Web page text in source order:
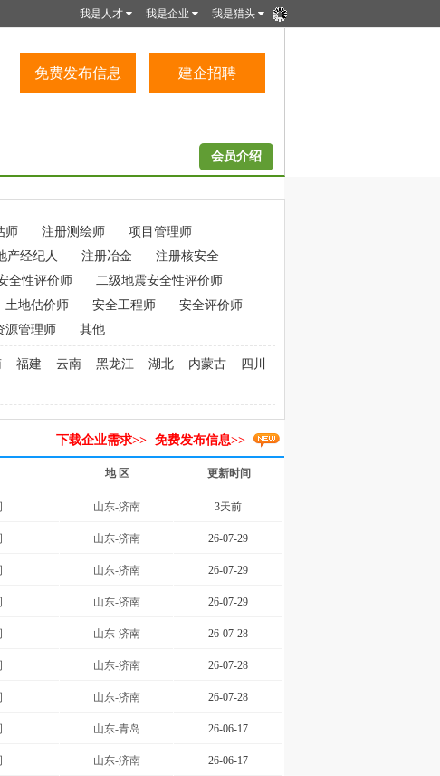
我是人才 我是企业 我是猎头
免费发布信息 建企招聘
会员介绍
师 注册测绘师
项目管理师
产经纪人 注册冶金
注册核安全
全性评价师
二级地震安全性评价师
土地估价师 安全工程师
安全评价师
源管理师 其他
福建 云南 黑龙江 湖北 内蒙古
四川
下载企业需求>> 免费发布信息>>
地 区 更新时间
山东-济南 3天前
山东-济南 26-07-29
山东-济南 26-07-29
山东-济南 26-07-29
山东-济南 26-07-28
山东-济南 26-07-28
山东-济南 26-07-28
山东-青岛 26-06-17
山东-济南 26-06-17